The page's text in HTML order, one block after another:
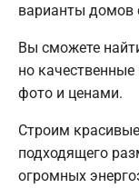
варианты
Вы сможете
но
фото и ценами.
Строим
подходящего
огромных